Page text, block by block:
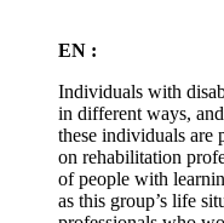
EN :
Individuals with
in different ways,
these individuals are
on rehabilitation
of people with
as this group’s life